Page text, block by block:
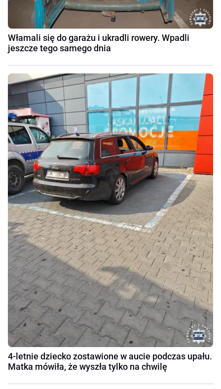
Włamali się do garażu i ukradli rowery. Wpadli
jeszcze tego samego dnia
4-letnie dziecko zostawione w aucie podczas upału.
Matka mówiła, że wyszła tylko na chwilę